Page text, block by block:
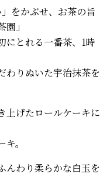
をかぶせ、お茶の旨
」
にとれる一番茶、1時
わりぬいた宇治抹茶を
上げたロールケーキに
。
んわり柔らかな白玉を